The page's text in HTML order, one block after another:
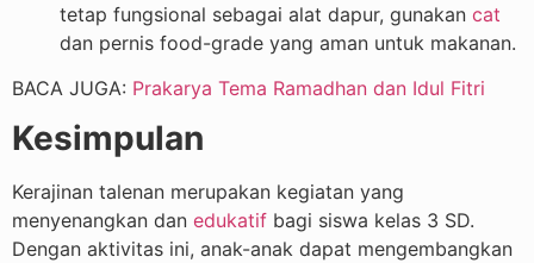
tetap fungsional sebagai alat dapur, gunakan cat
dan pernis food-grade yang aman untuk makanan.
BACA JUGA: Prakarya Tema Ramadhan dan Idul Fitri
Kesimpulan
Kerajinan talenan merupakan kegiatan yang
menyenangkan dan edukatif bagi siswa kelas 3 SD.
Dengan aktivitas ini, anak-anak dapat mengembangkan